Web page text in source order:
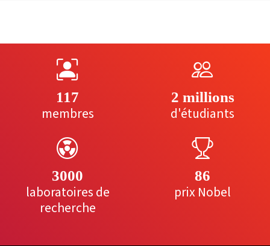
117
membres
2 millions
d'étudiants
3000
laboratoires de
recherche
86
prix Nobel